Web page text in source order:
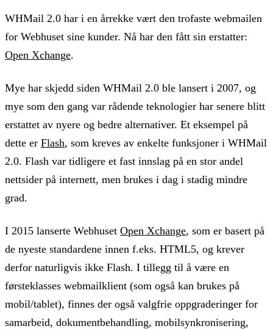
WHMail 2.0 har i en årrekke vært den trofaste webmailen
for Webhuset sine kunder. Nå har den fått sin erstatter:
Open Xchange.
Mye har skjedd siden WHMail 2.0 ble lansert i 2007, og
mye som den gang var rådende teknologier har senere blitt
erstattet av nyere og bedre alternativer. Et eksempel på
dette er Flash, som kreves av enkelte funksjoner i WHMail
2.0. Flash var tidligere et fast innslag på en stor andel
nettsider på internett, men brukes i dag i stadig mindre
grad.
I 2015 lanserte Webhuset Open Xchange, som er basert på
de nyeste standardene innen f.eks. HTML5, og krever
derfor naturligvis ikke Flash. I tillegg til å være en
førsteklasses webmailklient (som også kan brukes på
mobil/tablet), finnes der også valgfrie oppgraderinger for
samarbeid, dokumentbehandling, mobilsynkronisering,